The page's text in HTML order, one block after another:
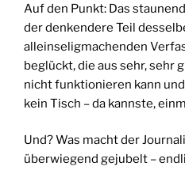
Auf den Punkt: Das
der denkendere Teil
alleinseligmachenden
beglückt, die aus sehr, sehr
nicht funktionieren kann
kein Tisch – da kannste,
Und? Was macht der
überwiegend gejubelt –